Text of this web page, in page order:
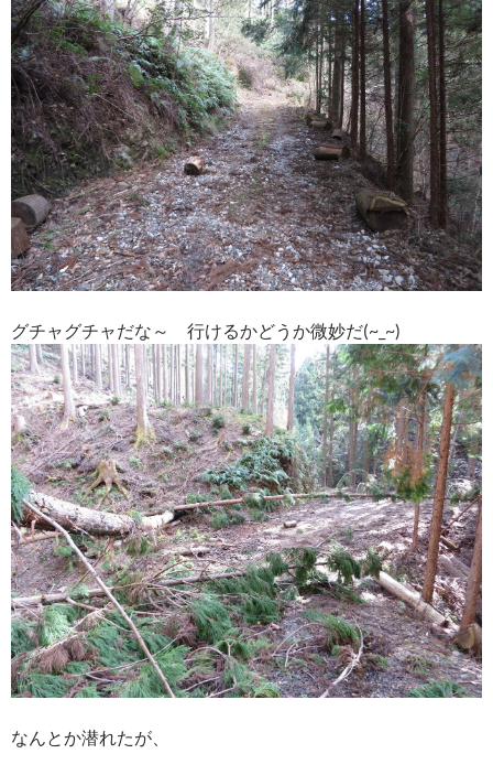
グチャグチャだな～ 行けるかどうか微妙だ(~_~)
なんとか潜れたが、